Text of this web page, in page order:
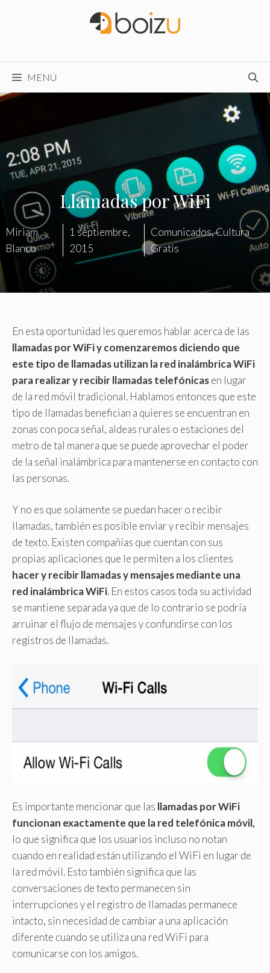
MENÚ
Llamadas por WiFi
Miriam
Blanco
1 septiembre,
2015
Comunicados,Cultura
Gratis
En esta oportunidad les queremos hablar acerca de las
llamadas por WiFi y comenzaremos diciendo que
este tipo de llamadas utilizan la red inalámbrica WiFi
para realizar y recibir llamadas telefónicasen lugar
de la red móvil tradicional. Hablamos entonces que este
tipo de llamadas benefician a quieres se encuentran en
zonas con poca señal, aldeas rurales o estaciones del
metro de tal manera que se puede aprovechar el poder
de la señal inalámbrica para mantenerse en contacto con
las personas.
Y no es que solamente se puedan hacer o recibir
llamadas, también es posible enviar y recibir mensajes
de texto. Existen compañías que cuentan con sus
propias aplicaciones que le permiten a los clientes
hacer y recibir llamadas y mensajes mediante una
red inalámbrica WiFi. En estos casos toda su actividad
se mantiene separada ya que de lo contrario se podría
arruinar el flujo de mensajes y confundirse con los
registros de llamadas.
Es importante mencionar que las llamadas por WiFi
funcionan exactamente que la red telefónica móvil,
lo que significa que los usuarios incluso no notan
cuando en realidad están utilizando el WiFi en lugar de
la red móvil. Esto también significa que las
conversaciones de texto permanecen sin
interrupciones y el registro de llamadas permanece
intacto, sin necesidad de cambiar a una aplicación
diferente cuando se utiliza una red WiFi para
comunicarse con los amigos.